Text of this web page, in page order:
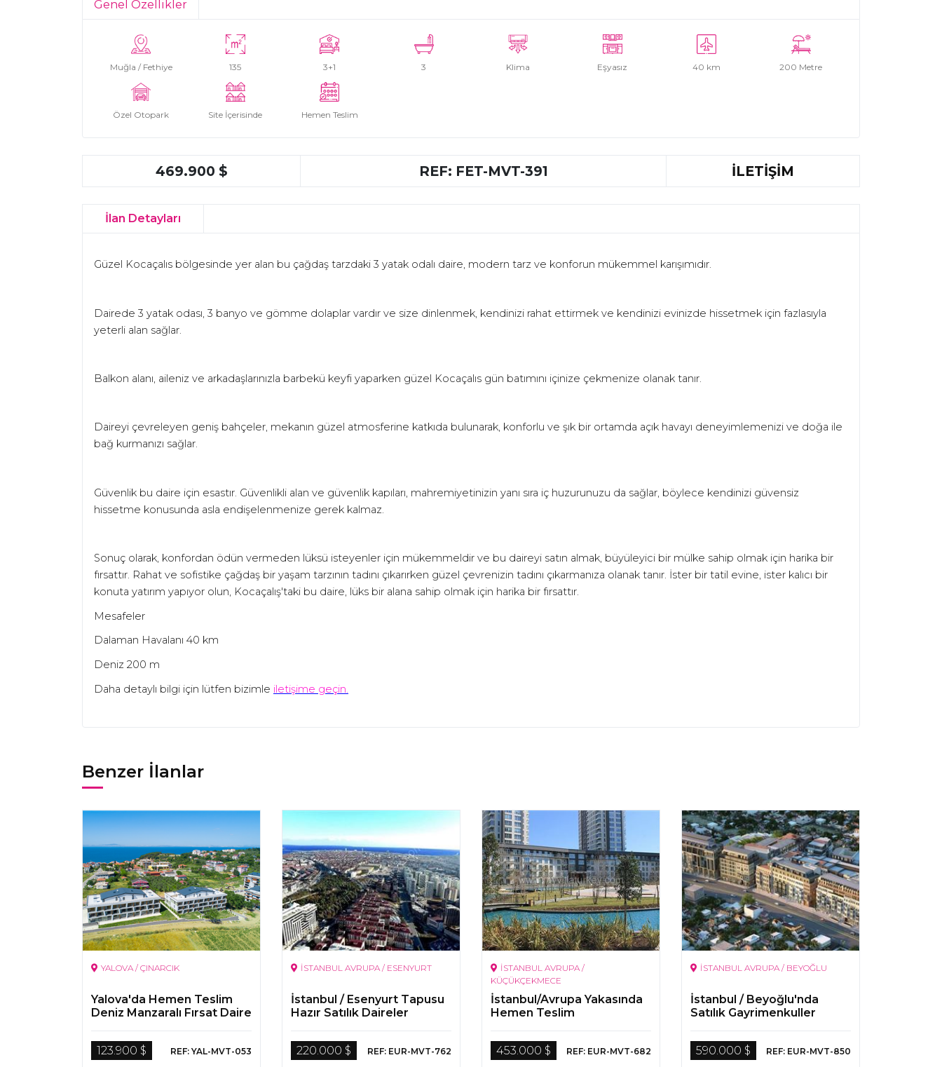
Genel Özellikler
Muğla / Fethiye 135 3+1 3 Klima Eşyasız 40 km 200 Metre
Özel Otopark Site İçerisinde Hemen Teslim
469.900 $ REF: FET-MVT-391 İLETİŞİM
İlan Detayları
Güzel Kocaçalıs bölgesinde yer alan bu çağdaş tarzdaki 3 yatak odalı daire, modern tarz ve konforun mükemmel karışımıdır.
Dairede 3 yatak odası, 3 banyo ve gömme dolaplar vardır ve size dinlenmek, kendinizi rahat ettirmek ve kendinizi evinizde hissetmek için fazlasıyla
yeterli alan sağlar.
Balkon alanı, aileniz ve arkadaşlarınızla barbekü keyfi yaparken güzel Kocaçalıs gün batımını içinize çekmenize olanak tanır.
Daireyi çevreleyen geniş bahçeler, mekanın güzel atmosferine katkıda bulunarak, konforlu ve şık bir ortamda açık havayı deneyimlemenizi ve doğa ile
bağ kurmanızı sağlar.
Güvenlik bu daire için esastır. Güvenlikli alan ve güvenlik kapıları, mahremiyetinizin yanı sıra iç huzurunuzu da sağlar, böylece kendinizi güvensiz
hissetme konusunda asla endişelenmenize gerek kalmaz.
Sonuç olarak, konfordan ödün vermeden lüksü isteyenler için mükemmeldir ve bu daireyi satın almak, büyüleyici bir mülke sahip olmak için harika bir
fırsattır. Rahat ve sofistike çağdaş bir yaşam tarzının tadını çıkarırken güzel çevrenizin tadını çıkarmanıza olanak tanır. İster bir tatil evine, ister kalıcı bir
konuta yatırım yapıyor olun, Kocaçalış'taki bu daire, lüks bir alana sahip olmak için harika bir fırsattır.
Mesafeler
Dalaman Havalanı 40 km
Deniz 200 m
Daha detaylı bilgi için lütfen bizimle iletişime geçin.
Benzer İlanlar
YALOVA / ÇINARCIK
Yalova'da Hemen Teslim
Deniz Manzaralı Fırsat Daire
123.900 $ REF: YAL-MVT-053
İSTANBUL AVRUPA / ESENYURT
İstanbul / Esenyurt Tapusu
Hazır Satılık Daireler
220.000 $ REF: EUR-MVT-762
İSTANBUL AVRUPA /
KÜÇÜKÇEKMECE
İstanbul/Avrupa Yakasında
Hemen Teslim
453.000 $
REF: EUR-MVT-682
İSTANBUL AVRUPA / BEYOĞLU
İstanbul / Beyoğlu'nda
Satılık Gayrimenkuller
590.000 $ REF: EUR-MVT-850